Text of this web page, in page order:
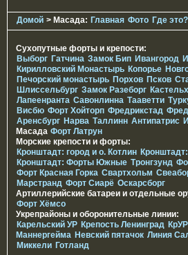
Домой > Масада: Главная Фото Где это?
Сухопутные форты и крепости:
Выборг Гатчина Замок Бип Ивангород
Кирилловский Монастырь Копорье
Печорcкий монастырь Порхов Псков
Шлиссельбург Замок Разеборг
Лапеенранта Савонлинна Тааветти
Висбю Форт Хойторп Фредрикстад
Аренсбург Нарва Таллинн Антипатрис
Масада Форт Латрун
Морские крепости и форты:
Кронштадт: город и о. Котлин
Кронштадт: Форты Южные Тронгзунд
Форт Красная Горка Свартхольм
Марстранд Форт Сиарё Оскарсборг
Артиллерийские батареи и отдельные
Форт Хёмсо
Укрепрайоны и оборонительные линии:
Карельский УР Крепость Ленинград КрУР
Маннергейма Невский пятачок Линия
Миккели Готланд